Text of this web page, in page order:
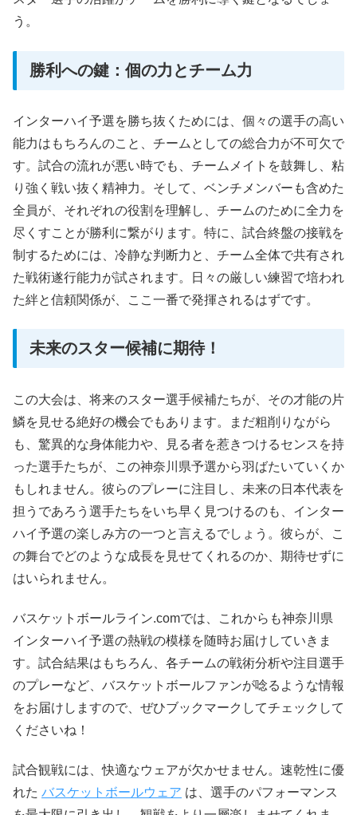
う。
勝利への鍵：個の力とチーム力
インターハイ予選を勝ち抜くためには、個々の選手の高い
能力はもちろんのこと、チームとしての総合力が不可欠で
す。試合の流れが悪い時でも、チームメイトを鼓舞し、粘
り強く戦い抜く精神力。そして、ベンチメンバーも含めた
全員が、それぞれの役割を理解し、チームのために全力を
尽くすことが勝利に繋がります。特に、試合終盤の接戦を
制するためには、冷静な判断力と、チーム全体で共有され
た戦術遂行能力が試されます。日々の厳しい練習で培われ
た絆と信頼関係が、ここ一番で発揮されるはずです。
未来のスター候補に期待！
この大会は、将来のスター選手候補たちが、その才能の片
鱗を見せる絶好の機会でもあります。まだ粗削りながら
も、驚異的な身体能力や、見る者を惹きつけるセンスを持
った選手たちが、この神奈川県予選から羽ばたいていくか
もしれません。彼らのプレーに注目し、未来の日本代表を
担うであろう選手たちをいち早く見つけるのも、インター
ハイ予選の楽しみ方の一つと言えるでしょう。彼らが、こ
の舞台でどのような成長を見せてくれるのか、期待せずに
はいられません。
バスケットボールライン.comでは、これからも神奈川県
インターハイ予選の熱戦の模様を随時お届けしていきま
す。試合結果はもちろん、各チームの戦術分析や注目選手
のプレーなど、バスケットボールファンが唸るような情報
をお届けしますので、ぜひブックマークしてチェックして
くださいね！
試合観戦には、快適なウェアが欠かせません。速乾性に優
れた バスケットボールウェア は、選手のパフォーマンス